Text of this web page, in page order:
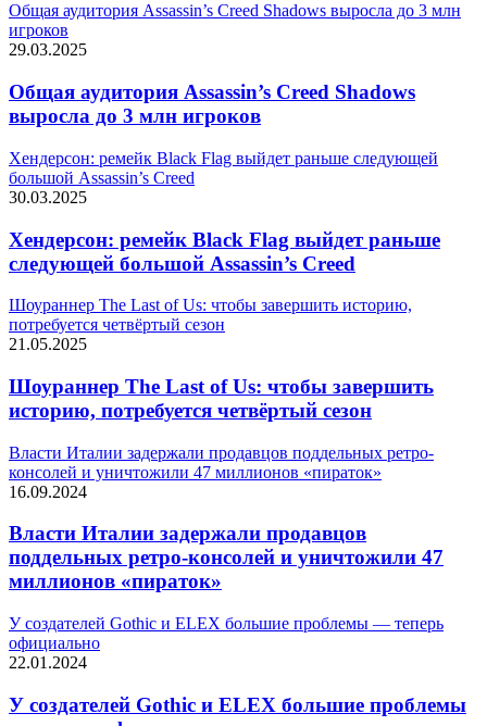
Общая аудитория Assassin’s Creed Shadows выросла до 3 млн
игроков
29.03.2025
Общая аудитория Assassin’s Creed Shadows
выросла до 3 млн игроков
Хендерсон: ремейк Black Flag выйдет раньше следующей
большой Assassin’s Creed
30.03.2025
Хендерсон: ремейк Black Flag выйдет раньше
следующей большой Assassin’s Creed
Шоураннер The Last of Us: чтобы завершить историю,
потребуется четвёртый сезон
21.05.2025
Шоураннер The Last of Us: чтобы завершить
историю, потребуется четвёртый сезон
Власти Италии задержали продавцов поддельных ретро-
консолей и уничтожили 47 миллионов «пираток»
16.09.2024
Власти Италии задержали продавцов
поддельных ретро-консолей и уничтожили 47
миллионов «пираток»
У создателей Gothic и ELEX большие проблемы — теперь
официально
22.01.2024
У создателей Gothic и ELEX большие проблемы